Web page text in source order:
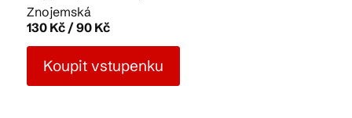
Suvenýry
Praktické info
Znojemská
130 Kč / 90 Kč
Koupit vstupenku